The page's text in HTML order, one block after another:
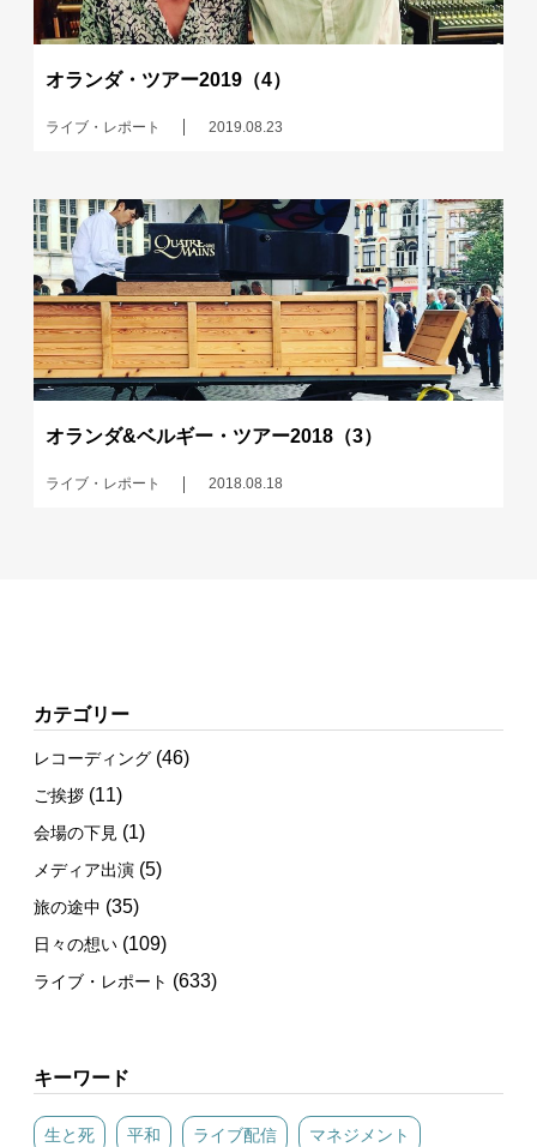
オランダ・ツアー2019（4）
ライブ・レポート 2019.08.23
オランダ&ベルギー・ツアー2018（3）
ライブ・レポート 2018.08.18
カテゴリー
レコーディング (46)
ご挨拶 (11)
会場の下見 (1)
メディア出演 (5)
旅の途中 (35)
日々の想い (109)
ライブ・レポート (633)
キーワード
生と死 平和 ライブ配信 マネジメント